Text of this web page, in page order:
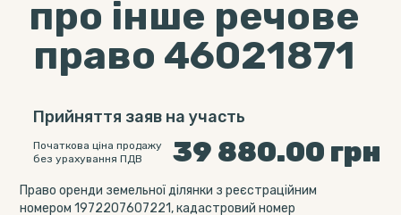
про інше речове
право 46021871
Прийняття заяв на участь
Початкова ціна продажу
без урахування ПДВ
39 880.00 грн
Право оренди земельної ділянки з реєстраційним
номером 1972207607221, кадастровий номер